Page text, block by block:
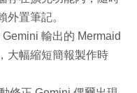
外置筆記。
Gemini 輸出的 Mermaid
大幅縮短簡報製作時